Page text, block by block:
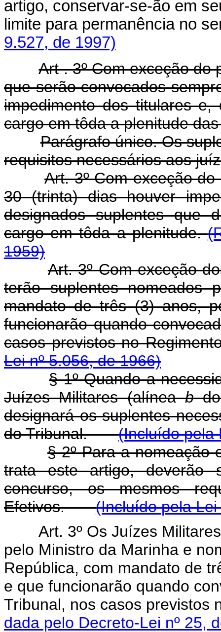
artigo, conservar-se-ão em
limite para permanência
9.527, de 1997)
Art . 3º Com exceção do
que serão convocados
impedimento dos titulares
cargo em tôda a plenitude
Parágrafo único. Os
requisitos necessários aos
Art. 3º Com exceção
30 (trinta) dias houver
designados suplentes que
cargo em tôda a plenitude.
1959)
Art. 3º Com exceção
terão suplentes nomeados
mandato de três (3) anos,
funcionarão quando
casos previstos no
Lei nº 5.056, de 1966)
§ 1º Quando a
Juízes Militares (alíneabdo
designará os suplentes
do Tribunal.(Incluído pela
§ 2º Para a nomeação
trata este artigo, deverão
concurso, os mesmos
Efetivos.(Incluído pela
Art. 3º Os Juízes
pelo Ministro da Marinha e
República, com mandato de
e que funcionarão quando
Tribunal, nos casos
dada pelo Decreto-Lei nº 25,